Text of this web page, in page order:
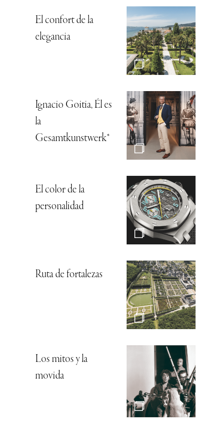
El confort de la
elegancia
Ignacio Goitia, Él es
la
Gesamtkunstwerk*
El color de la
personalidad
Ruta de fortalezas
Los mitos y la
movida